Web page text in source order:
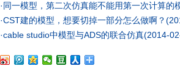
·同一模型，第二次仿真能不能用第一次计算的
·CST建的模型，想要切掉一部分怎么做啊？
·cable studio中模型与ADS的联合仿真(2014-